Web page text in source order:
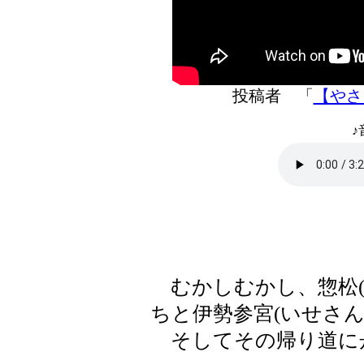
投稿者 「 【や
♪
むかしむかし、惣松
ちと伊勢参宮(いせさ
そしてその帰り道に